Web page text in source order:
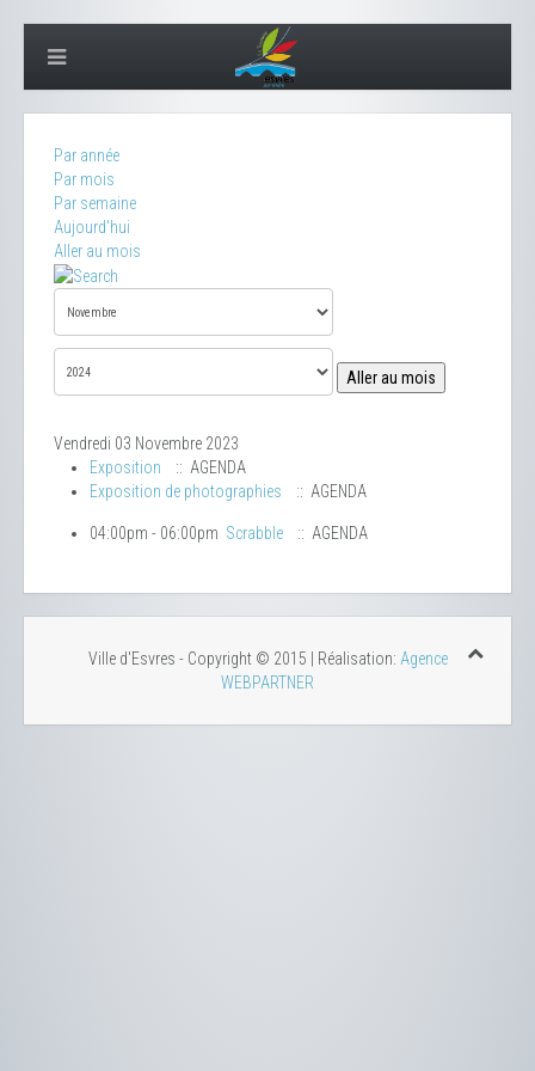
Par année
Par mois
Par semaine
Aujourd'hui
Aller au mois
Aller au mois
Vendredi 03 Novembre 2023
Exposition
:: AGENDA
Exposition de photographies
:: AGENDA
04:00pm - 06:00pm Scrabble :: AGENDA
Ville d'Esvres - Copyright © 2015 | Réalisation: Agence
WEBPARTNER